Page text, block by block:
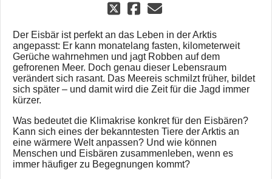
Der Eisbär ist perfekt an das Leben in der Arktis
angepasst: Er kann monatelang fasten, kilometerweit
Gerüche wahrnehmen und jagt Robben auf dem
gefrorenen Meer. Doch genau dieser Lebensraum
verändert sich rasant. Das Meereis schmilzt früher, bildet
sich später – und damit wird die Zeit für die Jagd immer
kürzer.
Was bedeutet die Klimakrise konkret für den Eisbären?
Kann sich eines der bekanntesten Tiere der Arktis an
eine wärmere Welt anpassen? Und wie können
Menschen und Eisbären zusammenleben, wenn es
immer häufiger zu Begegnungen kommt?